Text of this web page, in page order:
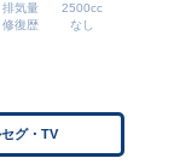
排気量
2500cc
修復歴 なし
グ・TV